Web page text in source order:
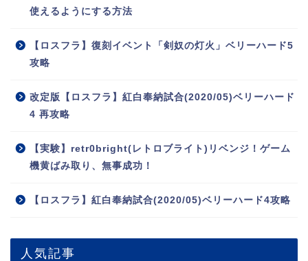
使えるようにする方法
【ロスフラ】復刻イベント「剣奴の灯火」ベリーハード5
攻略
改定版【ロスフラ】紅白奉納試合(2020/05)ベリーハード
4 再攻略
【実験】retr0bright(レトロブライト)リベンジ！ゲーム
機黄ばみ取り、無事成功！
【ロスフラ】紅白奉納試合(2020/05)ベリーハード4攻略
人気記事